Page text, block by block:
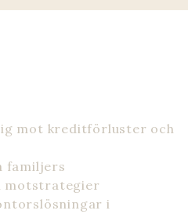
mot kreditförluster och
familjers
motstrategier
i